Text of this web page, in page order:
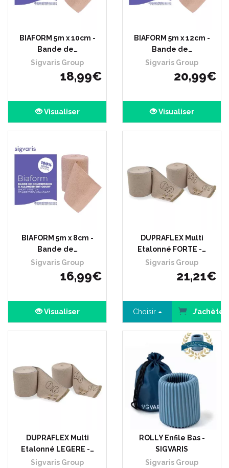
BIAFORM 5m x 10cm -
Bande de…
Sigvaris Group
18,99€
Visualiser
BIAFORM 5m x 12cm -
Bande de…
Sigvaris Group
20,99€
Visualiser
BIAFORM 5m x 8cm -
Bande de…
Sigvaris Group
16,99€
Visualiser
DUPRAFLEX Multi
Etalonné FORTE -…
Sigvaris Group
21,21€
Choisir J’achète
DUPRAFLEX Multi
Etalonné LEGERE -…
Sigvaris Group
ROLLY Enfile Bas -
SIGVARIS
Sigvaris Group